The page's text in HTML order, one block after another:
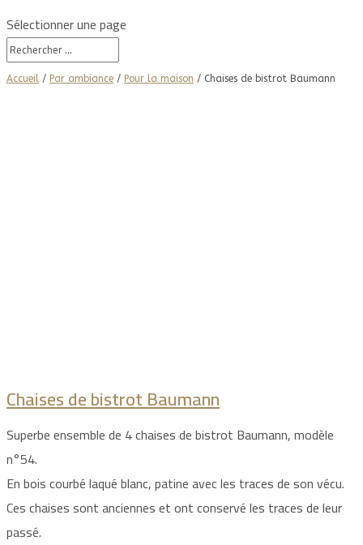
Sélectionner une page
Accueil / Par ambiance / Pour la maison / Chaises de bistrot Baumann
Chaises de bistrot Baumann
Superbe ensemble de 4 chaises de bistrot Baumann, modèle
n°54.
En bois courbé laqué blanc, patine avec les traces de son vécu.
Ces chaises sont anciennes et ont conservé les traces de leur
passé.